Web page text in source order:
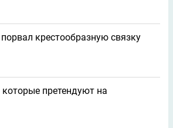
крестообразную связку
претендуют на